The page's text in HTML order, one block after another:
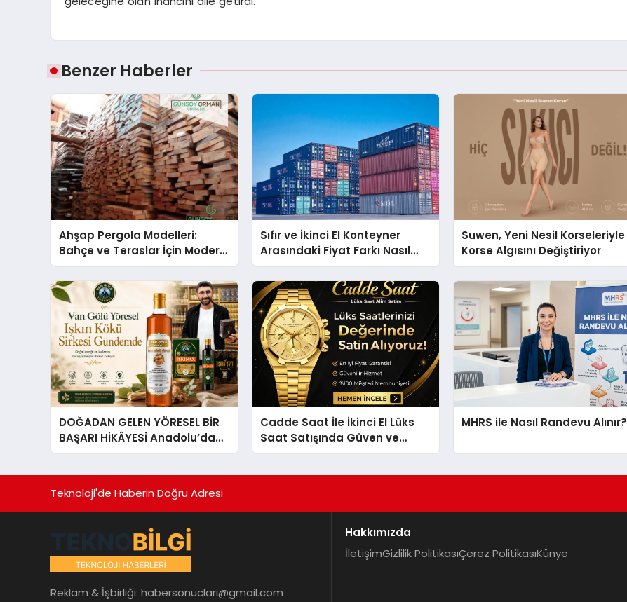
Benzer Haberler
Ahşap Pergola Modelleri:
Bahçe ve Teraslar İçin Modern
Tasarım Fikirleri
Sıfır ve İkinci El Konteyner
Arasındaki Fiyat Farkı Nasıl
Oluşur?
Suwen, Yeni Nesil Korseleriyle
Korse Algısını Değiştiriyor
DOĞADAN GELEN YÖRESEL BİR
BAŞARI HİKÂYESİ Anadolu’dan
Çıkan Güçlü Bir Başarı
Cadde Saat İle İkinci El Lüks
Saat Satışında Güven ve
Doğru Değerleme
MHRS ile Nasıl Randevu Alınır?
Teknoloji'de Haberin Doğru Adresi
Reklam & İşbirliği: habersonuclari@gmail.com
Hakkımızda
İletişimGizlilik PolitikasıÇerez PolitikasıKünye